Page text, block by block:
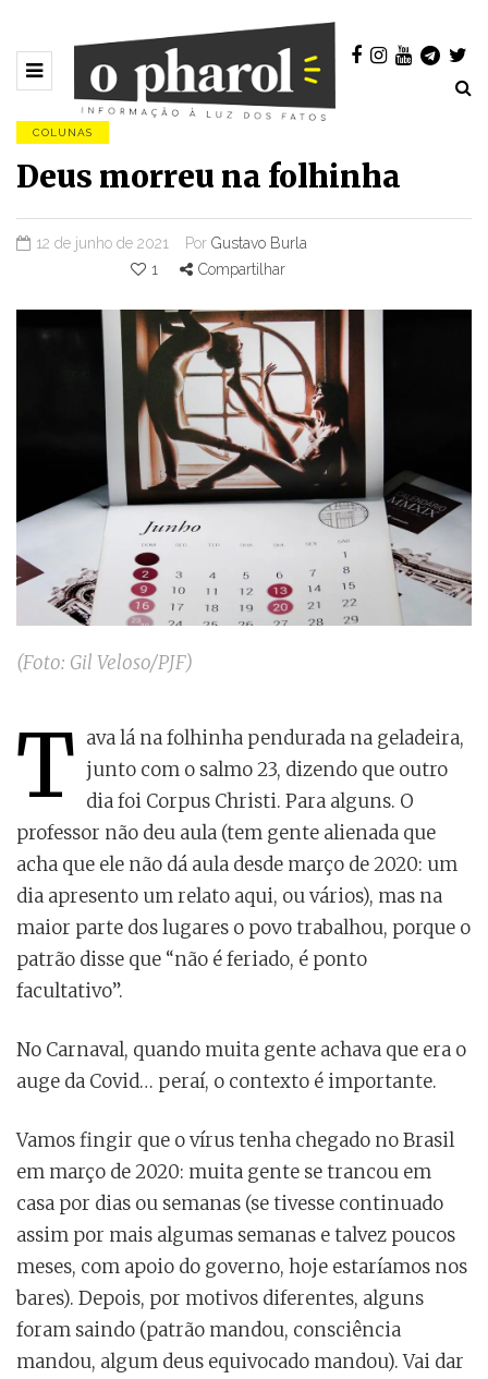
COLUNAS
Deus morreu na folhinha
12 de junho de 2021 Por Gustavo Burla
1
Compartilhar
(Foto: Gil Veloso/PJF)
T ava lá na folhinha pendurada na geladeira,
junto com o salmo 23, dizendo que outro
dia foi Corpus Christi. Para alguns. O
professor não deu aula (tem gente alienada que
acha que ele não dá aula desde março de 2020: um
dia apresento um relato aqui, ou vários), mas na
maior parte dos lugares o povo trabalhou, porque o
patrão disse que “não é feriado, é ponto
facultativo”.
No Carnaval, quando muita gente achava que era o
auge da Covid… peraí, o contexto é importante.
Vamos fingir que o vírus tenha chegado no Brasil
em março de 2020: muita gente se trancou em
casa por dias ou semanas (se tivesse continuado
assim por mais algumas semanas e talvez poucos
meses, com apoio do governo, hoje estaríamos nos
bares). Depois, por motivos diferentes, alguns
foram saindo (patrão mandou, consciência
mandou, algum deus equivocado mandou). Vai dar